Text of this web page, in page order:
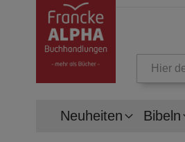
Neuheiten Bibeln